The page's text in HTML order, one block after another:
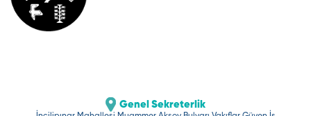
Genel Sekreterlik